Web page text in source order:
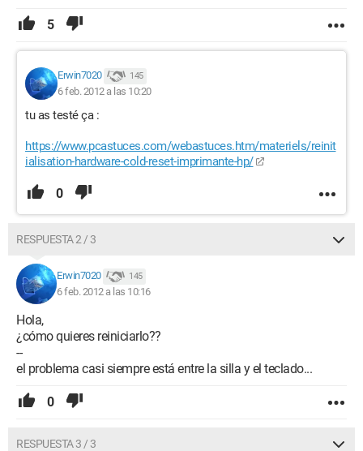
5
Erwin7020 145
6 feb. 2012 a las 10:20
tu as testé ça :
https://www.pcastuces.com/webastuces.htm/materiels/reinit
ialisation-hardware-cold-reset-imprimante-hp/
0
RESPUESTA 2 / 3
Erwin7020 145
6 feb. 2012 a las 10:16
Hola,
¿cómo quieres reiniciarlo??
--
el problema casi siempre está entre la silla y el teclado...
0
RESPUESTA 3 / 3